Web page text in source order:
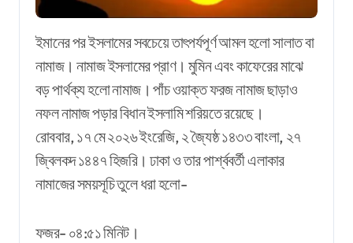
ইমানের পর ইসলামের সবচেয়ে তাৎপর্যপূর্ণ আমল হলো সালাত বা
নামাজ। নামাজ ইসলামের প্রাণ। মুমিন এবং কাফেরের মাঝে
বড় পার্থক্য হলো নামাজ। পাঁচ ওয়াক্ত ফরজ নামাজ ছাড়াও
নফল নামাজ পড়ার বিধান ইসলামি শরিয়তে রয়েছে।
রোববার, ১৭ মে ২০২৬ ইংরেজি, ২ জ্যৈষ্ঠ ১৪৩৩ বাংলা, ২৭
জ্বিলকদ ১৪৪৭ হিজরি। ঢাকা ও তার পার্শ্ববর্তী এলাকার
নামাজের সময়সূচি তুলে ধরা হলো-
ফজর- ০৪:৫১ মিনিট।